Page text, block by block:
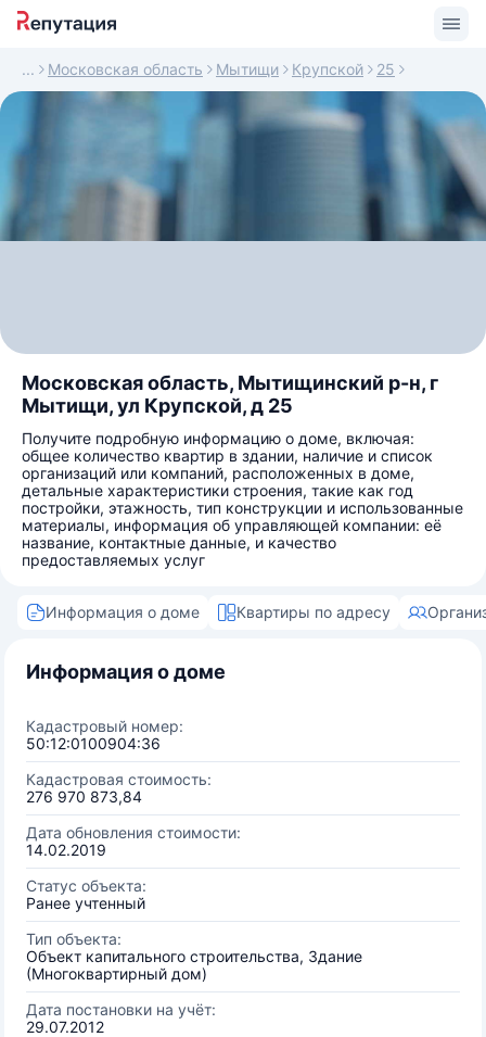
Московская область Мытищи Крупской 25
Московская область, Мытищинский р-н, г
Мытищи, ул Крупской, д 25
Получите подробную информацию о доме, включая:
общее количество квартир в здании, наличие и список
организаций или компаний, расположенных в доме,
детальные характеристики строения, такие как год
постройки, этажность, тип конструкции и использованные
материалы, информация об управляющей компании: её
название, контактные данные, и качество
предоставляемых услуг
Информация о доме Квартиры по адресу
Информация о доме
Кадастровый номер:
50:12:0100904:36
Кадастровая стоимость:
276 970 873,84
Дата обновления стоимости:
14.02.2019
Статус объекта:
Ранее учтенный
Тип объекта:
Объект капитального строительства, Здание
(Многоквартирный дом)
Дата постановки на учёт:
29.07.2012